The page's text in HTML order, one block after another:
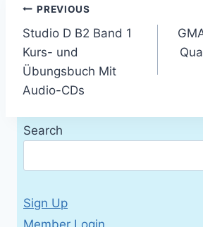
Post
navigation
PREVIOUS
Studio D B2 Band 1
Kurs- und
Übungsbuch Mit
Audio-CDs
Search
Sign Up